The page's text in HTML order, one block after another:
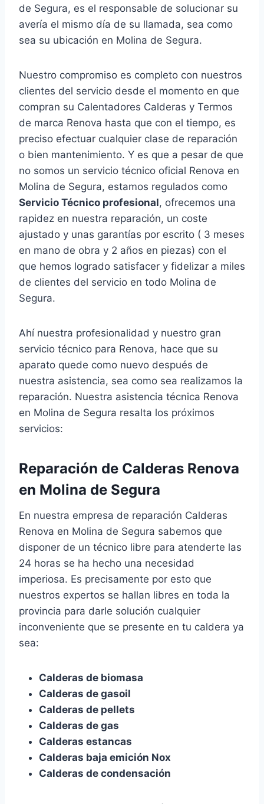
de Segura, es el responsable de solucionar su
avería el mismo día de su llamada, sea como
sea su ubicación en Molina de Segura.
Nuestro compromiso es completo con nuestros
clientes del servicio desde el momento en que
compran su Calentadores Calderas y Termos
de marca Renova hasta que con el tiempo, es
preciso efectuar cualquier clase de reparación
o bien mantenimiento. Y es que a pesar de que
no somos un servicio técnico oficial Renova en
Molina de Segura, estamos regulados como
Servicio Técnico profesional, ofrecemos una
rapidez en nuestra reparación, un coste
ajustado y unas garantías por escrito ( 3 meses
en mano de obra y 2 años en piezas) con el
que hemos logrado satisfacer y fidelizar a miles
de clientes del servicio en todo Molina de
Segura.
Ahí nuestra profesionalidad y nuestro gran
servicio técnico para Renova, hace que su
aparato quede como nuevo después de
nuestra asistencia, sea como sea realizamos la
reparación. Nuestra asistencia técnica Renova
en Molina de Segura resalta los próximos
servicios:
Reparación de Calderas Renova
en Molina de Segura
En nuestra empresa de reparación Calderas
Renova en Molina de Segura sabemos que
disponer de un técnico libre para atenderte las
24 horas se ha hecho una necesidad
imperiosa. Es precisamente por esto que
nuestros expertos se hallan libres en toda la
provincia para darle solución cualquier
inconveniente que se presente en tu caldera ya
sea:
Calderas de biomasa
Calderas de gasoil
Calderas de pellets
Calderas de gas
Calderas estancas
Calderas baja emición Nox
Calderas de condensación